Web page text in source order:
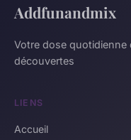
Addfunandmix
Votre dose
découvertes
LIENS
Accueil